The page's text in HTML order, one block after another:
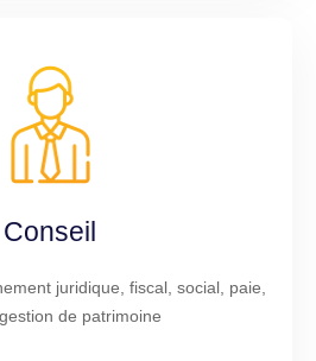
Conseil
juridique, fiscal, social, paie,
de patrimoine